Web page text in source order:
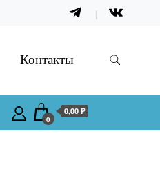
Контакты
0
0,00 ₽